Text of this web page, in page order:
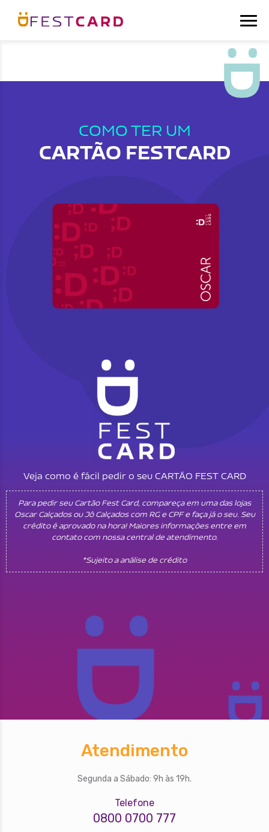
COMO TER UM
CARTÃO FESTCARD
Veja como é fácil pedir o seu CARTÃO FEST CARD
Para pedir seu Cartão Fest Card, compareça em uma das lojas
Oscar Calçados ou Jô Calçados com RG e CPF e faça já o seu. Seu
crédito é aprovado na hora! Maiores informações entre em
contato com nossa central de atendimento.
*Sujeito a análise de crédito
Atendimento
Segunda a Sábado: 9h às 19h.
Telefone
0800 0700 777